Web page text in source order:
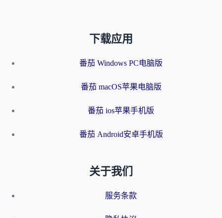
下载应用
番茄 Windows PC电脑版
番茄 macOS苹果电脑版
番茄 ios苹果手机版
番茄 Android安卓手机版
关于我们
服务条款